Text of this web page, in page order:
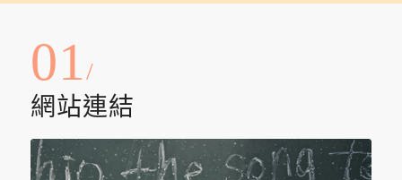
01/
網站連結